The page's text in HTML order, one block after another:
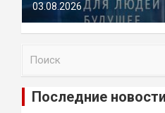
03.08.2026
и
Последние новости